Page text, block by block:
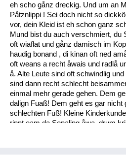
eh scho gånz dreckig. Und um an
Påtznlippi ! Sei doch nicht so
vor, dein Kleid ist eh schon ganz
Mund bist du auch verschmiert, du
oft wiaflat und gånz damisch im
haudig bonand , di kinan oft ned
oft weans a recht åwais und radlå
å. Alte Leute sind oft schwindlig
sind dann recht schlecht
einmal mehr gerade gehen. Dem
dalign Fuaß! Dem geht es gar nicht
schlechten Fuß! Kleine
rinnt eam da Senaling åwa, drum
is a oft råmig um an Mund. Ein